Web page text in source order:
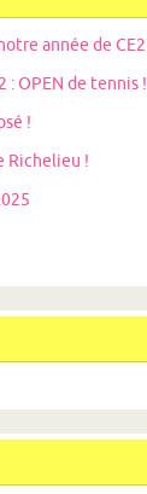
année de CE2
: OPEN de tennis !
!
Richelieu !